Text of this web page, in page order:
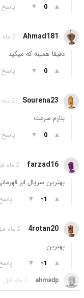
▲
0
▼ پاسخ
Ahmad181 2 ماه قبل
دقیقآ همینه که میگید
▲
0
▼ پاسخ
Sourena23 2 ماه قبل
بنازم سرعت
▲
0
▼ پاسخ
farzad16 2 ماه قبل
بهترین سریال ابر
▲
-1
▼
4rotan20 2 ماه قبل
بهترین
▲
-1
▼
ahmadp 2 ماه قبل